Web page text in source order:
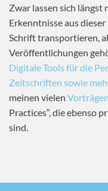
Zwar lassen sich längst
Erkenntnisse aus
Schrift transportieren,
Veröffentlichungen
Digitale Tools für die
Zeitschriften sowie
meinen vielen Vorträgen
Practices“, die ebenso
sind.